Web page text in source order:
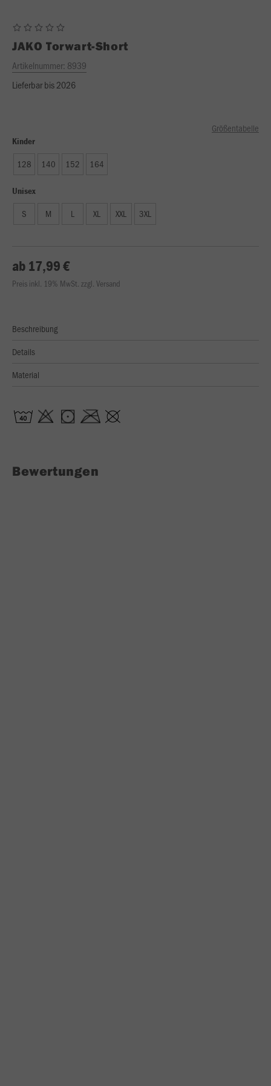
JAKO Torwart-Short
Artikelnummer: 8939
Lieferbar bis 2026
Größentabelle
Kinder
128 140 152 164
Unisex
S M L XL XXL 3XL
ab 17,99 €
Preis inkl. 19% MwSt. zzgl. Versand
Beschreibung
Details
Material
Bewertungen